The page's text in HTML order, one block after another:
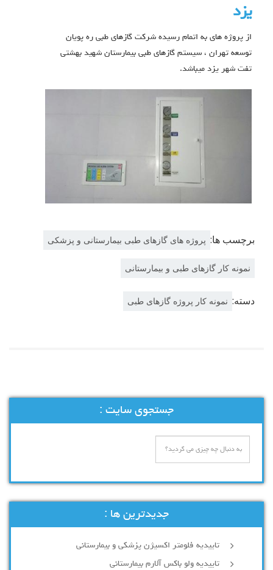
یزد
از پروژه های به اتمام رسیده شرکت گازهای طبی ره پویان
توسعه تهران ، سیستم گازهای طبی بیمارستان شهید بهشتی
تفت شهر یزد میباشد.
برچسب ها: پروژه های گازهای طبی بیمارستانی و پزشکی
نمونه کار گازهای طبی و بیمارستانی
دسته: نمونه کار پروژه گازهای طبی
جستجوی سایت :
جدیدترین ها :
تاییدیه فلومتر اکسیژن پزشکی و بیمارستانی
تاییدیه ولو باکس آلارم بیمارستانی